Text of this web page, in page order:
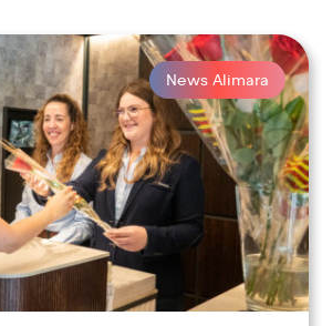
News Alimara